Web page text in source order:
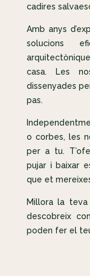
cadires
Amb anys
solucions
casa. Les
dissenyades
pas.
o corbes, les
per a tu.
pujar i baixar
que et
Millora la teva
descobreix
poden fer el